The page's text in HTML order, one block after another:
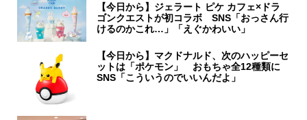
【今日から】ジェラート ピケ カフェ×ドラ
ゴンクエストが初コラボ SNS「おっさん行
けるのかこれ…」「えぐかわいい」
【今日から】マクドナルド、次のハッピーセ
ットは「ポケモン」 おもちゃ全12種類に
SNS「こういうのでいいんだよ」